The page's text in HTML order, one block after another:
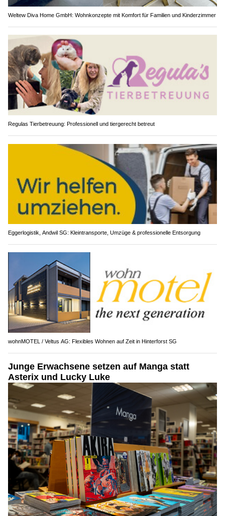
Weltew Diva Home GmbH: Wohnkonzepte mit Komfort für Familien und Kinderzimmer
Regulas Tierbetreuung: Professionell und tiergerecht betreut
Eggerlogistik, Andwil SG: Kleintransporte, Umzüge & professionelle Entsorgung
wohnMOTEL / Veltus AG: Flexibles Wohnen auf Zeit in Hinterforst SG
Junge Erwachsene setzen auf Manga statt
Asterix und Lucky Luke